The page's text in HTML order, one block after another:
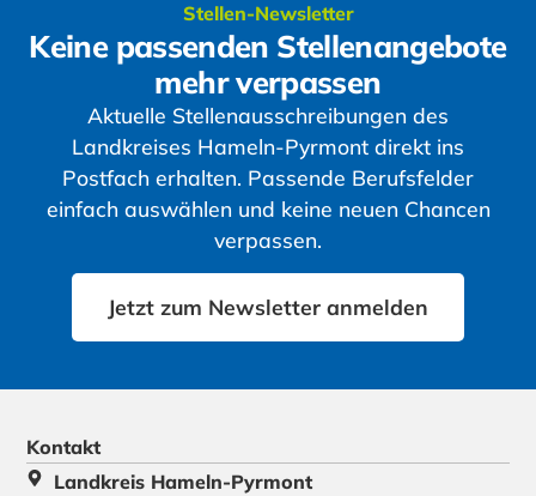
Stellen-Newsletter
Keine passenden Stellenangebote
mehr verpassen
Aktuelle Stellenausschreibungen des
Landkreises Hameln-Pyrmont direkt ins
Postfach erhalten. Passende Berufsfelder
einfach auswählen und keine neuen Chancen
verpassen.
Jetzt zum Newsletter anmelden
Kontakt
Landkreis Hameln-Pyrmont